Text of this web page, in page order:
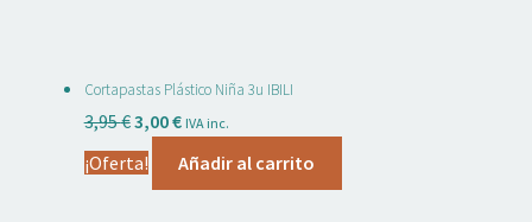
Cortapastas Plástico Niña 3u IBILI
3,95€El
precio
original
3,00€ElIVA inc.
¡Oferta! Añadir al carrito